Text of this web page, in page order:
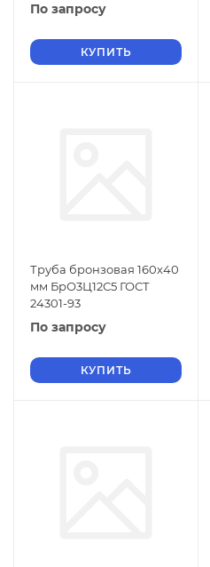
По запросу
КУПИТЬ
Труба бронзовая 160х40
мм БрО3Ц12С5 ГОСТ
24301-93
По запросу
КУПИТЬ